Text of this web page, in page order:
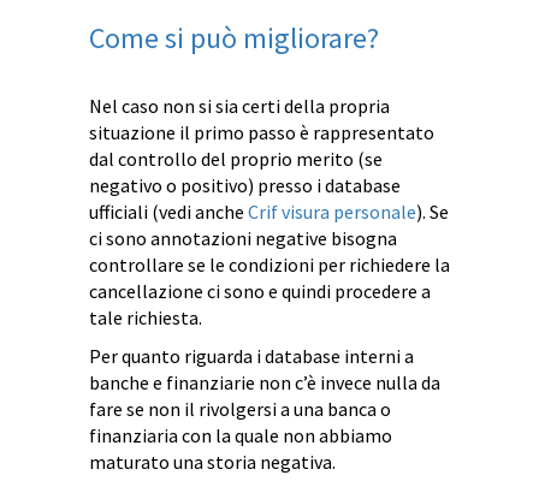
Come si può migliorare?
Nel caso non si sia certi della propria
situazione il primo passo è rappresentato
dal controllo del proprio merito (se
negativo o positivo) presso i database
ufficiali (vedi anche Crif visura personale). Se
ci sono annotazioni negative bisogna
controllare se le condizioni per richiedere la
cancellazione ci sono e quindi procedere a
tale richiesta.
Per quanto riguarda i database interni a
banche e finanziarie non c’è invece nulla da
fare se non il rivolgersi a una banca o
finanziaria con la quale non abbiamo
maturato una storia negativa.